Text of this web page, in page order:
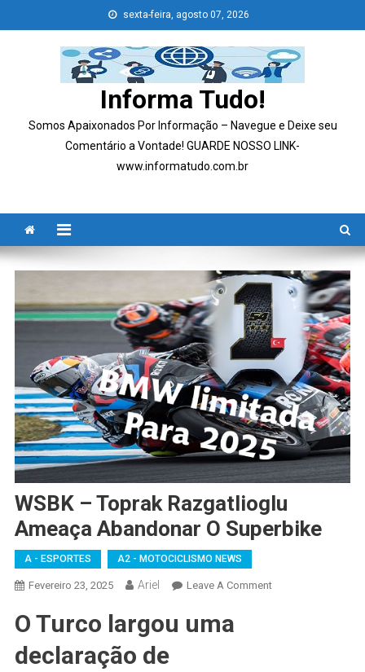
to
sexta-feira, agosto 07, 2026
Informa Tudo!
Somos Apaixonados Por Informação – Navegue e Deixe seu
Comentário a Vontade! GUARDE NOSSO LINK-
www.informatudo.com.br
WSBK – Toprak Razgatlioglu
Ameaça Abandonar O Superbike
A - ESPORTES A2 - MOTOCICLISMO NEWS
Fevereiro 23, 2025 Ariel Leave A CommentOn
O Turco largou uma
declaração de